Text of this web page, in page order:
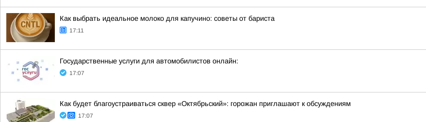
Как выбрать идеальное молоко для капучино: советы от бариста
17:11
Государственные услуги для автомобилистов онлайн:
17:07
Как будет благоустраиваться сквер «Октябрьский»: горожан приглашают к обсуждениям
17:07